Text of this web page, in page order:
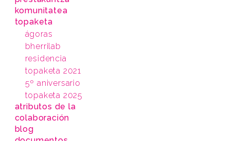
komunitatea
topaketa
ágoras
bherrilab
residencia
topaketa 2021
5º aniversario
topaketa 2025
atributos de la
colaboración
blog